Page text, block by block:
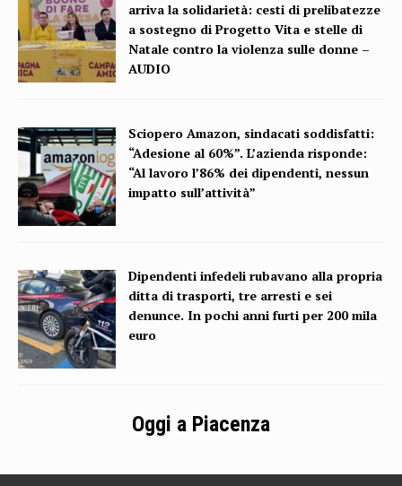
arriva la solidarietà: cesti di prelibatezze
a sostegno di Progetto Vita e stelle di
Natale contro la violenza sulle donne –
AUDIO
Sciopero Amazon, sindacati soddisfatti:
“Adesione al 60%”. L’azienda risponde:
“Al lavoro l’86% dei dipendenti, nessun
impatto sull’attività”
Dipendenti infedeli rubavano alla propria
ditta di trasporti, tre arresti e sei
denunce. In pochi anni furti per 200 mila
euro
Oggi a Piacenza